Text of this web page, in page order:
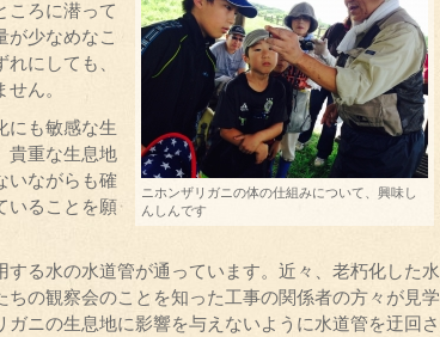
ニホンザリガニの体の仕組みについて、興味し
んしんです
ころに潜って
が少なめなこ
にしても、
ん。
にも敏感な生
貴重な生息地
いながらも確
いることを願
る水の水道管が通っています。近々、老朽化した水
の観察会のことを知った工事の関係者の方々が見学
ニの生息地に影響を与えないように水道管を迂回さ